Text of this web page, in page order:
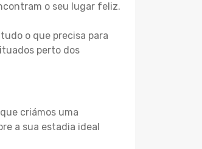
o seu lugar feliz.
o que precisa para
perto dos
criámos uma
a sua estadia ideal